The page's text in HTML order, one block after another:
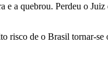
e a quebrou. Perdeu o
risco de o Brasil tornar-